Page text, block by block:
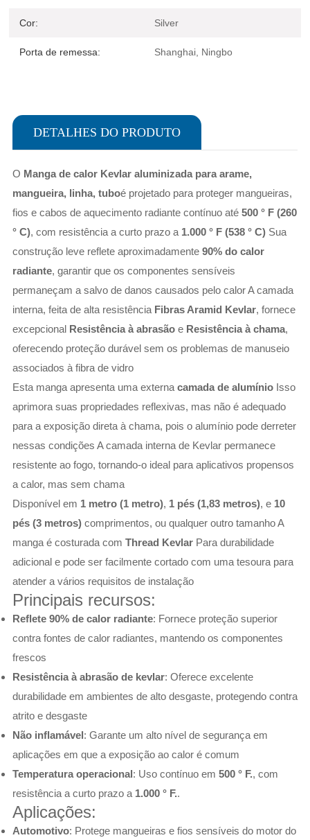
Cor: Silver
Porta de remessa: Shanghai, Ningbo
DETALHES DO PRODUTO
O Manga de calor Kevlar aluminizada para arame,
mangueira, linha, tuboé projetado para proteger mangueiras,
fios e cabos de aquecimento radiante contínuo até 500 ° F (260
° C), com resistência a curto prazo a 1.000 ° F (538 ° C)Sua
construção leve reflete aproximadamente 90% do calor
radiante, garantir que os componentes sensíveis
permaneçam a salvo de danos causados ​​pelo calor A camada
interna, feita de alta resistência Fibras Aramid Kevlar, fornece
excepcional Resistência à abrasãoe Resistência à chama,
oferecendo proteção durável sem os problemas de manuseio
associados à fibra de vidro
Esta manga apresenta uma externa camada de alumínioIsso
aprimora suas propriedades reflexivas, mas não é adequado
para a exposição direta à chama, pois o alumínio pode derreter
nessas condições A camada interna de Kevlar permanece
resistente ao fogo, tornando-o ideal para aplicativos propensos
a calor, mas sem chama
Disponível em 1 metro (1 metro), 1 pés (1,83 metros), e 10
pés (3 metros)comprimentos, ou qualquer outro tamanho A
manga é costurada com Thread KevlarPara durabilidade
adicional e pode ser facilmente cortado com uma tesoura para
atender a vários requisitos de instalação
Principais recursos:
Reflete 90% de calor radiante: Fornece proteção superior
contra fontes de calor radiantes, mantendo os componentes
frescos
Resistência à abrasão de kevlar: Oferece excelente
durabilidade em ambientes de alto desgaste, protegendo contra
atrito e desgaste
Não inflamável: Garante um alto nível de segurança em
aplicações em que a exposição ao calor é comum
Temperatura operacional: Uso contínuo em 500 ° F., com
resistência a curto prazo a 1.000 ° F..
Aplicações:
Automotivo: Protege mangueiras e fios sensíveis do motor do